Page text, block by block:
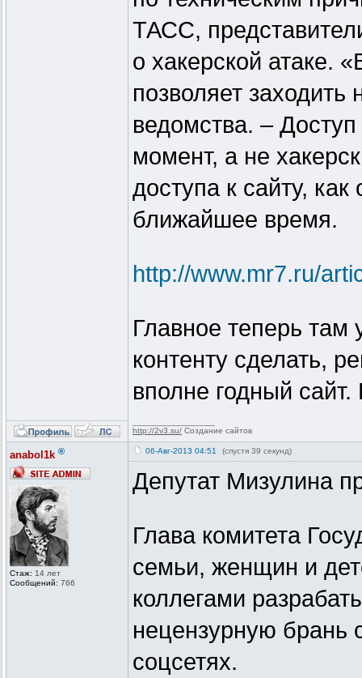
ТАСС,
о хакерской атаке.
позволяет заходить
ведомства. – Доступ
момент, а не
доступа к сайту,
ближайшее время.
http://www.mr7.ru/
Главное теперь
контенту сделать,
вполне годный
http://2v3.su/ Создание сайтов
anabol1k ®
Стаж: 14 лет
Сообщений: 766
06-Авг-2013 04:51 (спустя 39 секунд)
Депутат Мизулина
Глава комитета
семьи, женщин и
коллегами
нецензурную брань
соцсетях.